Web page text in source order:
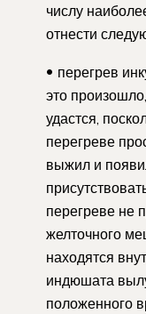
числу
отнести
перегрев
это
удастся,
перегреве
выжил и
перегреве не
желточного
находятся
индюшата
положенного